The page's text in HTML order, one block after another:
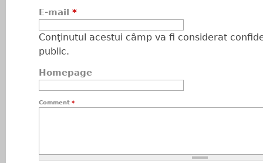
E-mail *
Conţinutul acestui câmp va fi considerat
public.
Homepage
Comment *